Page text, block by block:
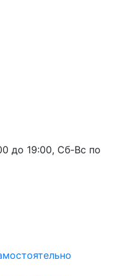
до 19:00, Сб-Вс по